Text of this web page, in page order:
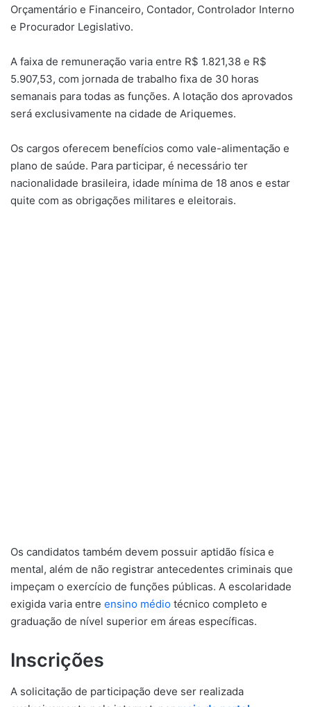
Orçamentário e Financeiro, Contador, Controlador Interno
e Procurador Legislativo.
A faixa de remuneração varia entre R$ 1.821,38 e R$
5.907,53, com jornada de trabalho fixa de 30 horas
semanais para todas as funções. A lotação dos aprovados
será exclusivamente na cidade de Ariquemes.
Os cargos oferecem benefícios como vale-alimentação e
plano de saúde. Para participar, é necessário ter
nacionalidade brasileira, idade mínima de 18 anos e estar
quite com as obrigações militares e eleitorais.
Os candidatos também devem possuir aptidão física e
mental, além de não registrar antecedentes criminais que
impeçam o exercício de funções públicas. A escolaridade
exigida varia entre ensino médio técnico completo e
graduação de nível superior em áreas específicas.
Inscrições
A solicitação de participação deve ser realizada